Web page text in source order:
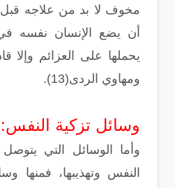
مخوف لا بد من علاجه قبل
أن يضع الإنسان نفسه
يحملها على العزائم وإلا
ومهاوي الردى(13).
وسائل تزكية النفس:
وأما الوسائل التي
النفس وتهذيبها، فمنها